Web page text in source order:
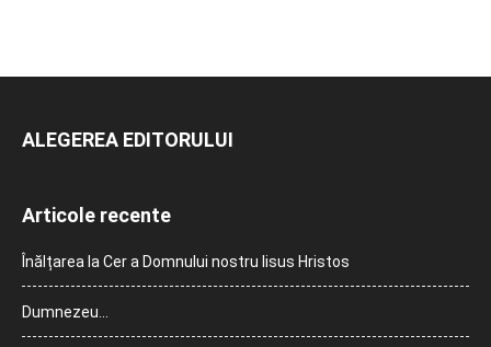
ALEGEREA EDITORULUI
Articole recente
Înălțarea la Cer a Domnului nostru Iisus Hristos
Dumnezeu…